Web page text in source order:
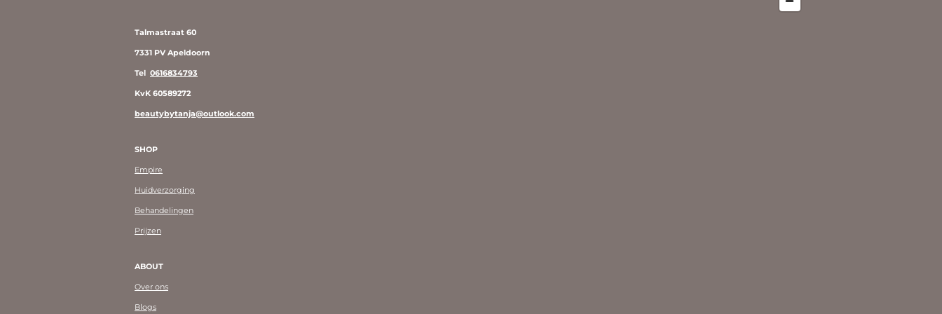
Talmastraat 60
7331 PV Apeldoorn
Tel 0616834793
KvK 60589272
beautybytanja@outlook.com
SHOP
Empire
Huidverzorging
Behandelingen
Prijzen
ABOUT
Over ons
Blogs